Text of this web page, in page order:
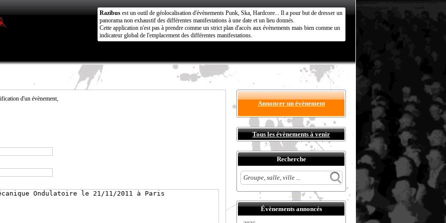
Razibus est un outil de géolocalisation d'évènements Punk, Ska, Hardcore... Il a pour but de dresser un
panorama non exhaustif des différentes manifestations à une date et un lieu donnés.
Cette application n'est pas à prendre comme un strict plan d'accès aux évènements mais bien comme un
indicateur global de l'emplacement des différentes manifestations.
d'un évènement,
Annoncer un évènement
Tous les évènements à venir
Recherche
Évènements annoncés